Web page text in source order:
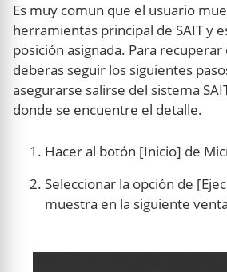
Es muy comun que el usuario
herramientas principal de SAIT y
posición asignada. Para recuperar
deberas seguir los siguientes
asegurarse salirse del sistema
donde se encuentre el detalle.
Hacer al botón [Inicio] de
Seleccionar la opción de
muestra en la siguiente